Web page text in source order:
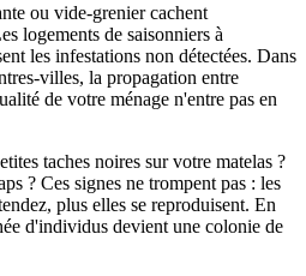
ou vide-grenier cachent
logements de saisonniers à
les infestations non détectées. Dans
villes, la propagation entre
de votre ménage n'entre pas en
taches noires sur votre matelas ?
? Ces signes ne trompent pas : les
plus elles se reproduisent. En
d'individus devient une colonie de